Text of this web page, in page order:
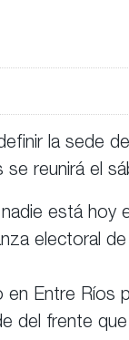
la sede
reunirá el
está hoy
electoral
Entre Ríos
del frente